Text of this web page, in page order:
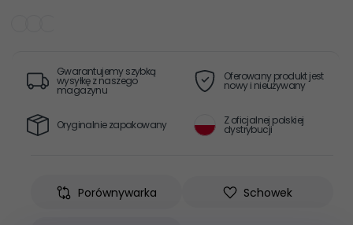
Gwarantujemy szybką
wysyłkę z naszego
magazynu
Oferowany produkt jest
nowy i nieużywany
Oryginalnie zapakowany Z oficjalnej polskiej
dystrybucji
Porównywarka Schowek